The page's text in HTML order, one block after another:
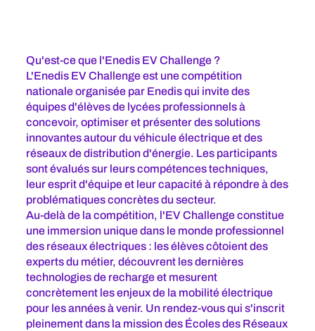
Qu'est-ce que l'Enedis EV Challenge ?
L'Enedis EV Challenge est une compétition
nationale organisée par Enedis qui invite des
équipes d'élèves de lycées professionnels à
concevoir, optimiser et présenter des solutions
innovantes autour du véhicule électrique et des
réseaux de distribution d'énergie. Les participants
sont évalués sur leurs compétences techniques,
leur esprit d'équipe et leur capacité à répondre à des
problématiques concrètes du secteur.
Au-delà de la compétition, l'EV Challenge constitue
une immersion unique dans le monde professionnel
des réseaux électriques : les élèves côtoient des
experts du métier, découvrent les dernières
technologies de recharge et mesurent
concrètement les enjeux de la mobilité électrique
pour les années à venir. Un rendez-vous qui s'inscrit
pleinement dans la mission des Écoles des Réseaux